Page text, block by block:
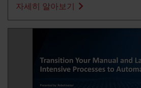
자세히 알아보기